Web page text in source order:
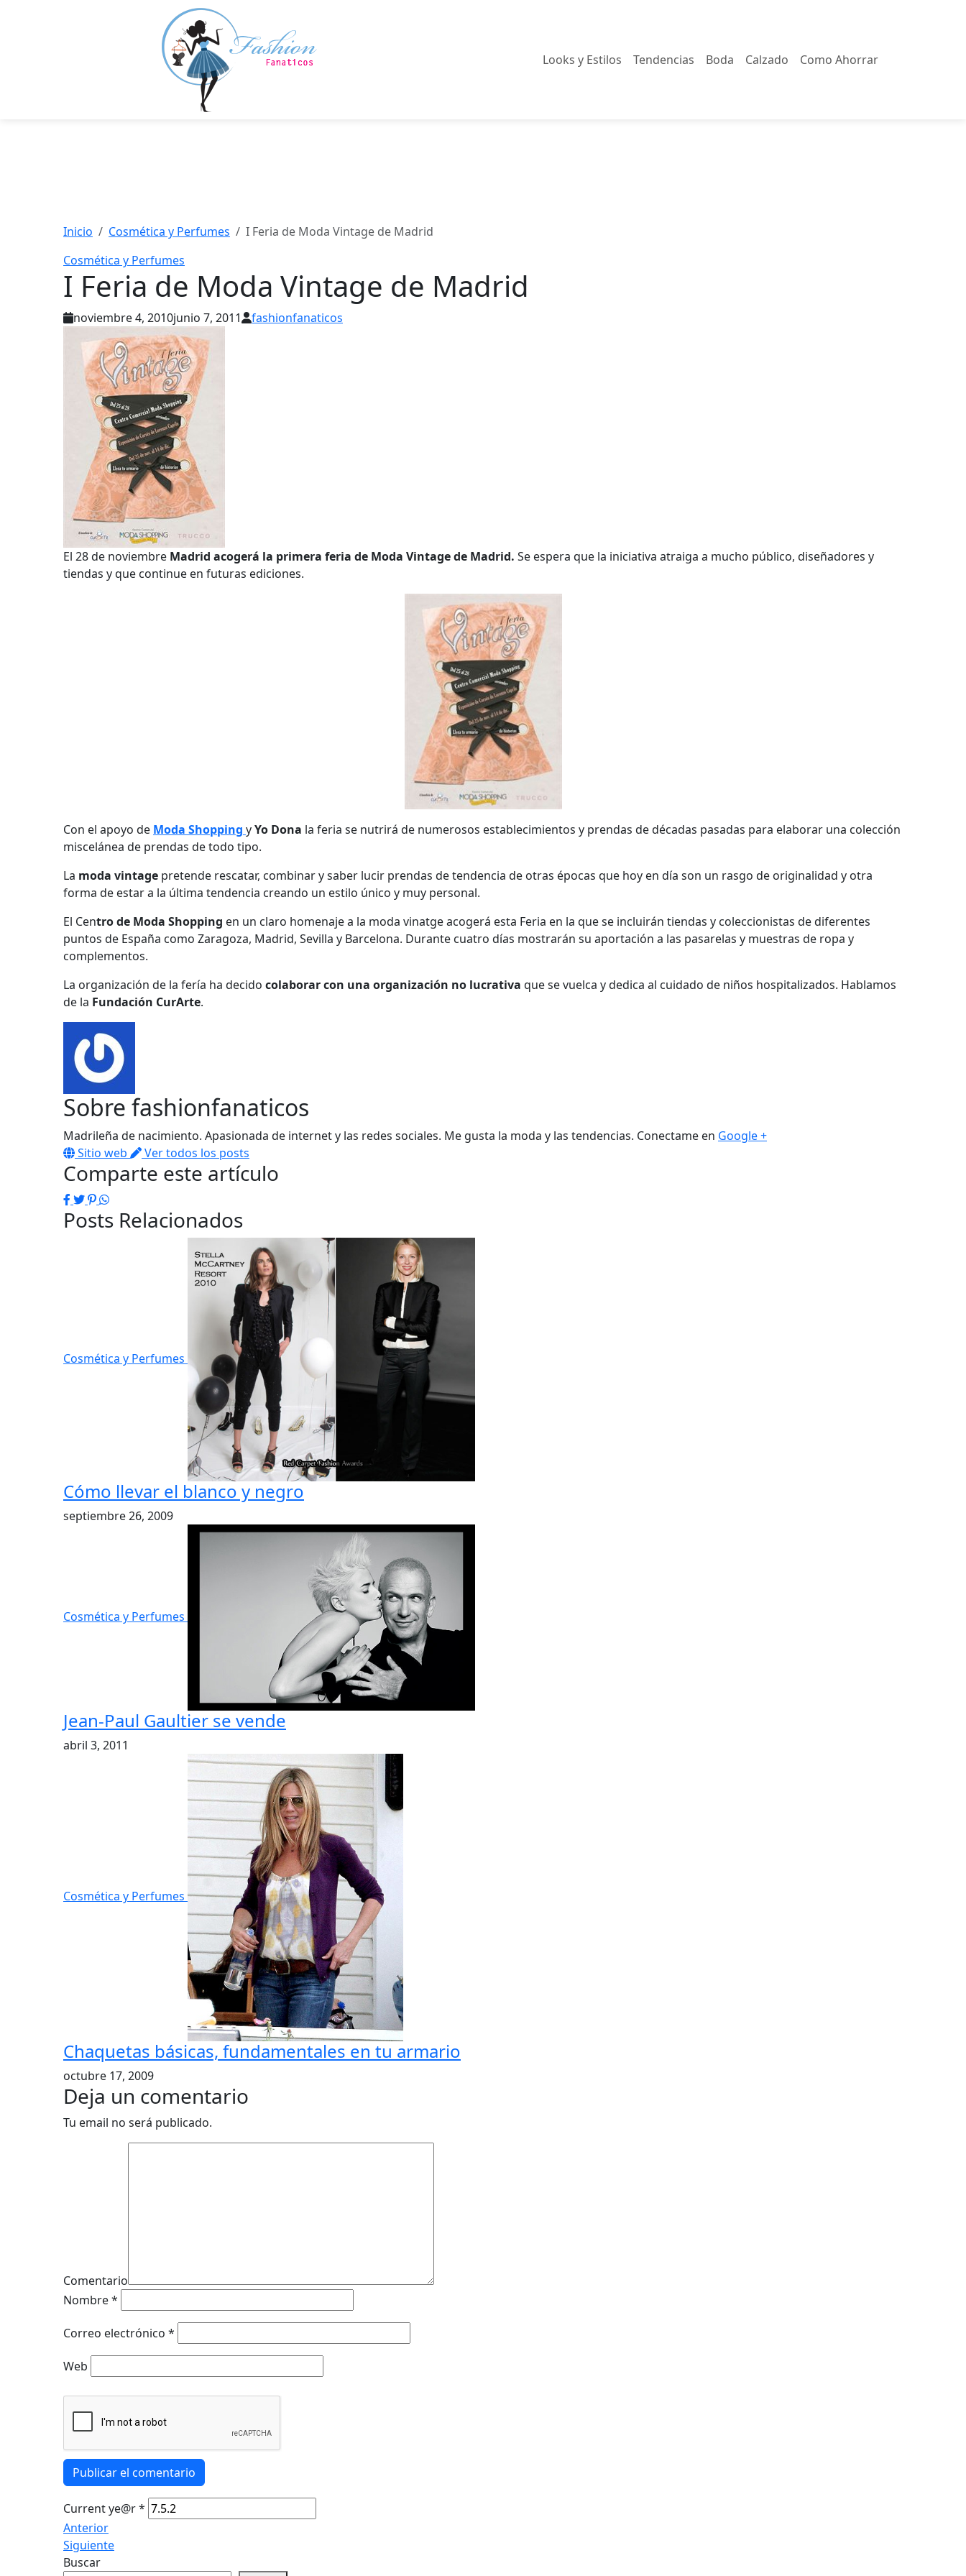
Looks y Estilos Tendencias Boda Calzado Como Ahorrar
Inicio Cosmética y Perfumes
I Feria de Moda Vintage de Madrid
Cosmética y Perfumes
I Feria de Moda Vintage de Madrid
noviembre 4, 2010junio 7, 2011 fashionfanaticos
El 28 de noviembre Madrid acogerá la primera feria de Moda Vintage de Madrid. Se espera que la iniciativa atraiga a mucho público, diseñadores y
tiendas y que continue en futuras ediciones.
Con el apoyo de Moda Shopping yYo Dona la feria se nutrirá de numerosos establecimientos y prendas de décadas pasadas para elaborar una colección
miscelánea de prendas de todo tipo.
La moda vintage pretende rescatar, combinar y saber lucir prendas de tendencia de otras épocas que hoy en día son un rasgo de originalidad y otra
forma de estar a la última tendencia creando un estilo único y muy personal.
El Centro de Moda Shopping en un claro homenaje a la moda vinatge acogerá esta Feria en la que se incluirán tiendas y coleccionistas de diferentes
puntos de España como Zaragoza, Madrid, Sevilla y Barcelona. Durante cuatro días mostrarán su aportación a las pasarelas y muestras de ropa y
complementos.
La organización de la fería ha decido colaborar con una organización no lucrativa que se vuelca y dedica al cuidado de niños hospitalizados. Hablamos
de la Fundación CurArte.
Sobre fashionfanaticos
Madrileña de nacimiento. Apasionada de internet y las redes sociales. Me gusta la moda y las tendencias. Conectame en Google +
Sitio web
Ver todos los posts
Comparte este artículo
Facebook
Twitter
Pinterest
WhatsApp
Posts Relacionados
Cosmética y Perfumes
Cómo llevar el blanco y negro
septiembre 26, 2009
Cosmética y Perfumes
Jean-Paul Gaultier se vende
abril 3, 2011
Cosmética y Perfumes
Chaquetas básicas, fundamentales en tu armario
octubre 17, 2009
Deja un comentario
Tu email no será publicado.
Comentario
Nombre*
Correo electrónico *
Web
Publicar el comentario
Current ye@r*
Anterior
Siguiente
Buscar